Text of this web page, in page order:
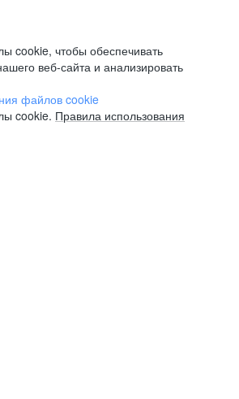
cookie, чтобы обеспечивать
веб-сайта и анализировать
файлов cookie
cookie. Правила использования